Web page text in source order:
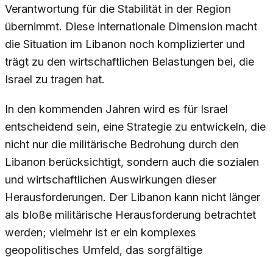
Verantwortung für die Stabilität in der Region
übernimmt. Diese internationale Dimension macht
die Situation im Libanon noch komplizierter und
trägt zu den wirtschaftlichen Belastungen bei, die
Israel zu tragen hat.
In den kommenden Jahren wird es für Israel
entscheidend sein, eine Strategie zu entwickeln, die
nicht nur die militärische Bedrohung durch den
Libanon berücksichtigt, sondern auch die sozialen
und wirtschaftlichen Auswirkungen dieser
Herausforderungen. Der Libanon kann nicht länger
als bloße militärische Herausforderung betrachtet
werden; vielmehr ist er ein komplexes
geopolitisches Umfeld, das sorgfältige